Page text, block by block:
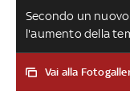
Secondo un
l'aumento della
più miti da parte
trasmissione di
Vai alla